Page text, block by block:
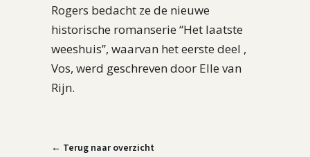
Rogers bedacht ze de nieuwe
historische romanserie “Het laatste
weeshuis”, waarvan het eerste deel ,
Vos, werd geschreven door Elle van
Rijn.
← Terug naar overzicht